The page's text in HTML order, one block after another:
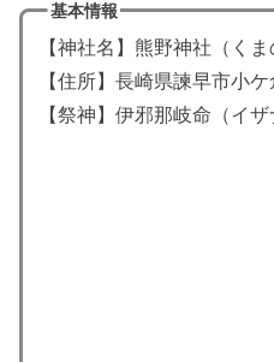
基本情報
【神社名】熊野神社（くま
【住所】長崎県諫早市小
【祭神】 伊邪那岐命 （イ